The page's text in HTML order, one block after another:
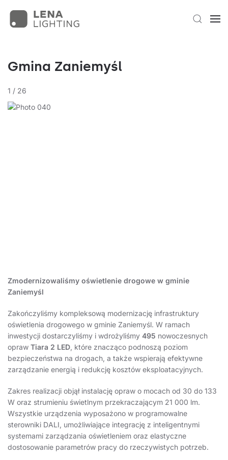
Gmina Zaniemyśl
1 / 26
Zmodernizowaliśmy oświetlenie drogowe w gminie
Zaniemyśl
Zakończyliśmy kompleksową modernizację infrastruktury
oświetlenia drogowego w gminie Zaniemyśl. W ramach
inwestycji dostarczyliśmy i wdrożyliśmy 495 nowoczesnych
opraw Tiara 2 LED, które znacząco podnoszą poziom
bezpieczeństwa na drogach, a także wspierają efektywne
zarządzanie energią i redukcję kosztów eksploatacyjnych.
Zakres realizacji objął instalację opraw o mocach od 30 do 133
W oraz strumieniu świetlnym przekraczającym 21 000 lm.
Wszystkie urządzenia wyposażono w programowalne
sterowniki DALI, umożliwiające integrację z inteligentnymi
systemami zarządzania oświetleniem oraz elastyczne
dostosowanie parametrów pracy do rzeczywistych potrzeb.